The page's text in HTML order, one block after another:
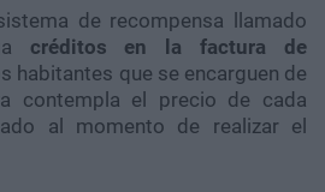
de recompensa llamado
créditos en la factura de
habitantes que se encarguen de
contempla el precio de cada
al momento de realizar el